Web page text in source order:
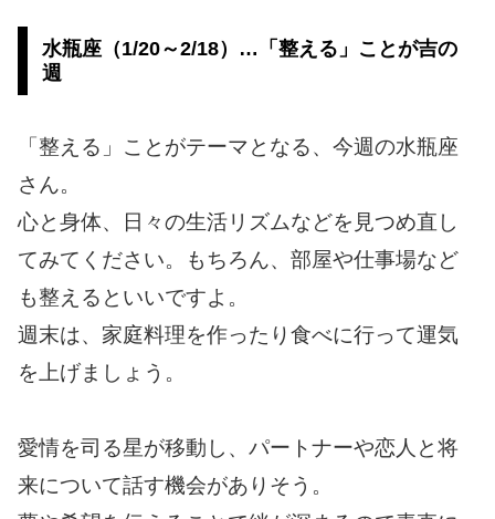
水瓶座（1/20～2/18）…「整える」ことが吉の
週
「整える」ことがテーマとなる、今週の水瓶座
さん。
心と身体、日々の生活リズムなどを見つめ直し
てみてください。もちろん、部屋や仕事場など
も整えるといいですよ。
週末は、家庭料理を作ったり食べに行って運気
を上げましょう。
愛情を司る星が移動し、パートナーや恋人と将
来について話す機会がありそう。